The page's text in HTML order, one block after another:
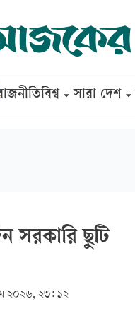
বিশ্ব সারা দেশ
সরকারি ছুটি
২০২৬, ২৩: ১২